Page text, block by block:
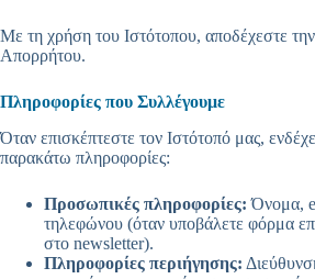
Με τη χρήση του Ιστότοπου, αποδέχεστε
Απορρήτου.
Πληροφορίες που Συλλέγουμε
Όταν επισκέπτεστε τον Ιστότοπό μας,
παρακάτω πληροφορίες:
Προσωπικές πληροφορίες: Όνομα,
τηλεφώνου (όταν υποβάλετε φόρμα
στο newsletter).
Πληροφορίες περιήγησης: